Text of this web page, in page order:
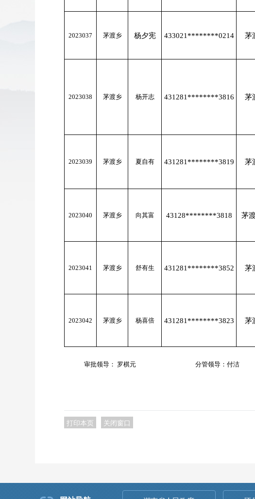
2023037 茅渡乡 杨夕宪 433021********0214 茅
2023038 茅渡乡 杨开志 431281********3816 茅
2023039 茅渡乡 夏自有 431281********3819 茅
2023040 茅渡乡 向其富 43128********3818 茅
2023041 茅渡乡 舒有生 431281********3852 茅
2023042 茅渡乡 杨喜倍 431281********3823 茅
审批领导： 罗棋元 分管领导：付洁
打印本页 关闭窗口